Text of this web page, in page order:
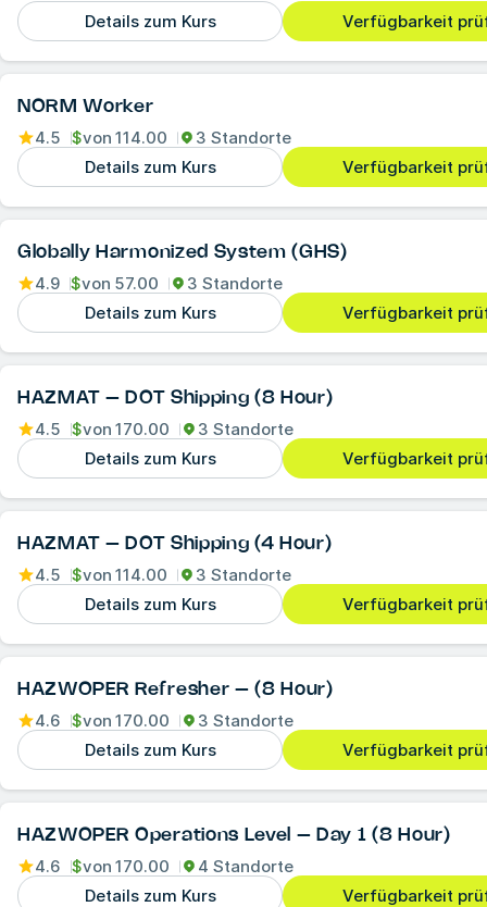
Details zum Kurs
Verfügbarkeit
NORM Worker
4.5 $von 114.00
3 Standorte
Details zum Kurs
Verfügbarkeit
Globally Harmonized System (GHS)
4.9 $von 57.00
3 Standorte
Details zum Kurs
Verfügbarkeit
HAZMAT – DOT Shipping (8 Hour)
4.5 $von 170.00
3 Standorte
Details zum Kurs
Verfügbarkeit
HAZMAT – DOT Shipping (4 Hour)
4.5 $von 114.00
3 Standorte
Details zum Kurs
Verfügbarkeit
HAZWOPER Refresher – (8 Hour)
4.6 $von 170.00
3 Standorte
Details zum Kurs
Verfügbarkeit
HAZWOPER Operations Level – Day 1 (8 Hour)
4.6 $von 170.00
4 Standorte
Details zum Kurs
Verfügbarkeit